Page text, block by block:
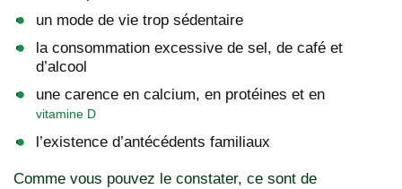
un mode de vie trop sédentaire
la consommation excessive de sel, de café et
d’alcool
une carence en calcium, en protéines et en
vitamine D
l’existence d’antécédents familiaux
Comme vous pouvez le constater, ce sont de